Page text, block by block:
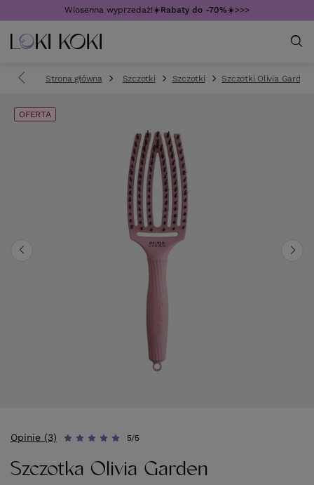
Wiosenna wyprzedaż!☀️Rabaty do -70%☀️>>>
Strona główna Szczotki Szczotki Szczotki Olivia Garden
OFERTA
Opinie (3) 5/5
Szczotka Olivia Garden